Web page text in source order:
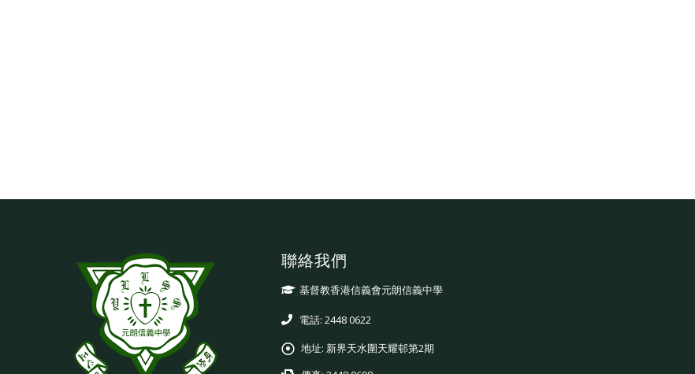
聯絡我們
基督教香港信義會元朗信義中學
電話: 2448 0622
地址: 新界天水圍天耀邨第2期